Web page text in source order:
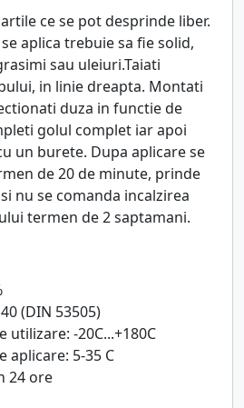
ce se pot desprinde liber.
aplica trebuie sa fie solid,
sau uleiuri.Taiati
in linie dreapta. Montati
duza in functie de
golul complet iar apoi
un burete. Dupa aplicare se
de 20 de minute, prinde
nu se comanda incalzirea
termen de 2 saptamani.
(DIN 53505)
utilizare: -20C...+180C
aplicare: 5-35 C
24 ore